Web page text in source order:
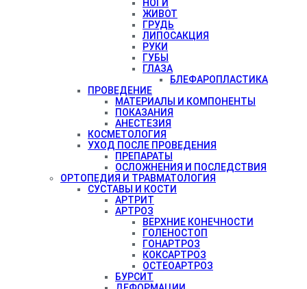
НОГИ
ЖИВОТ
ГРУДЬ
ЛИПОСАКЦИЯ
РУКИ
ГУБЫ
ГЛАЗА
БЛЕФАРОПЛАСТИКА
ПРОВЕДЕНИЕ
МАТЕРИАЛЫ И КОМПОНЕНТЫ
ПОКАЗАНИЯ
АНЕСТЕЗИЯ
КОСМЕТОЛОГИЯ
УХОД ПОСЛЕ ПРОВЕДЕНИЯ
ПРЕПАРАТЫ
ОСЛОЖНЕНИЯ И ПОСЛЕДСТВИЯ
ОРТОПЕДИЯ И ТРАВМАТОЛОГИЯ
СУСТАВЫ И КОСТИ
АРТРИТ
АРТРОЗ
ВЕРХНИЕ КОНЕЧНОСТИ
ГОЛЕНОСТОП
ГОНАРТРОЗ
КОКСАРТРОЗ
ОСТЕОАРТРОЗ
БУРСИТ